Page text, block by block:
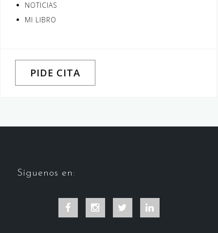
NOTICIAS
MI LIBRO
PIDE CITA
Síguenos en:
Facebook InstagramTwitter